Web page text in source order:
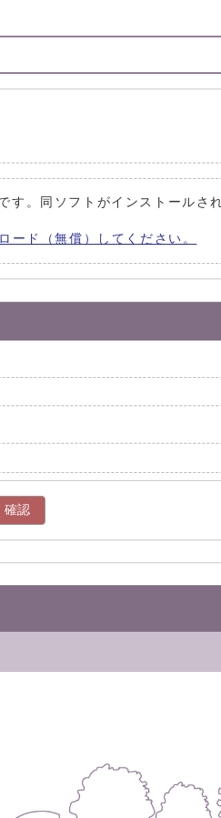
。同ソフトがインストールさ
ド（無償）してください。
確認